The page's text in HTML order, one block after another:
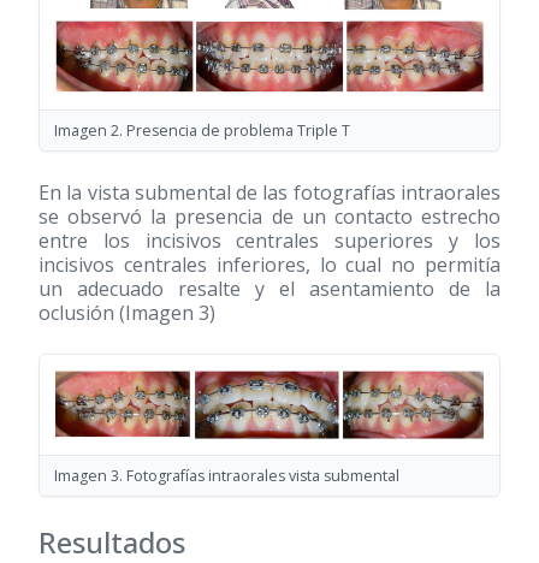
Imagen 2. Presencia de problema Triple T
En la vista submental de las fotografías intraorales
se observó la presencia de un contacto estrecho
entre los incisivos centrales superiores y los
incisivos centrales inferiores, lo cual no permitía
un adecuado resalte y el asentamiento de la
oclusión (Imagen 3)
Imagen 3. Fotografías intraorales vista submental
Resultados